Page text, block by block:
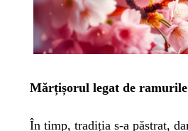
Mărțișorul legat de
În timp, tradiția s-a păstrat,